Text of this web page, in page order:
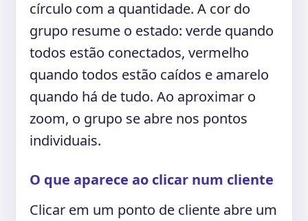
círculo com a quantidade. A cor do
grupo resume o estado: verde quando
todos estão conectados, vermelho
quando todos estão caídos e amarelo
quando há de tudo. Ao aproximar o
zoom, o grupo se abre nos pontos
individuais.
O que aparece ao clicar num cliente
Clicar em um ponto de cliente abre um